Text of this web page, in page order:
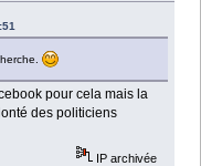
pour cela mais la
des politiciens
IP archivée